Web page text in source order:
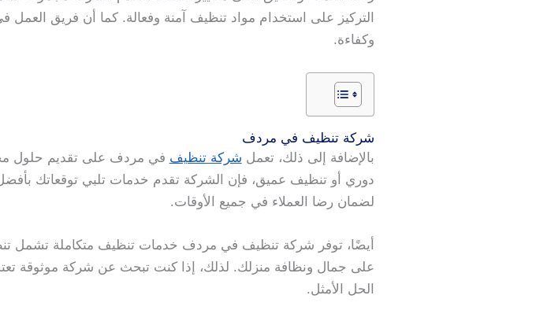
التركيز على استخدام مواد تنظيف آمنة وفعالة. كما أن فريق العمل
وكفاءة.
شركة تنظيف في مردف
بالإضافة إلى ذلك، تعمل شركة تنظيف في مردف على تقديم حلول
دوري أو تنظيف عميق، فإن الشركة تقدم خدمات تلبي توقعاتك
لضمان رضا العملاء في جميع الأوقات.
أيضًا، توفر شركة تنظيف في مردف خدمات تنظيف متكاملة تشمل تنظيف
على جمال ونظافة منزلك. لذلك، إذا كنت تبحث عن شركة موثوقة
الحل الأمثل.